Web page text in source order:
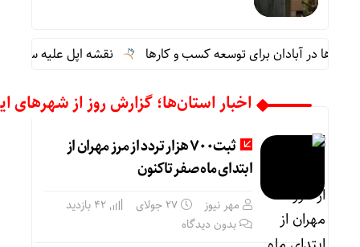
در آبادان برای توسعه کسب‌ و کارها نقشه اپل علیه
اخبار استان‌ها؛ گزارش‌ روز از شهرهای
ثبت۷۰۰ هزار تردد از مرز مهران از
ابتدای ماه صفر تاکنون
مهر نیوز 27 جولای
بدون دیدگاه